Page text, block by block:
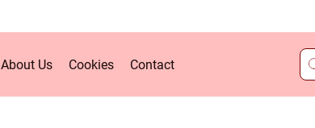
About Us Cookies Contact